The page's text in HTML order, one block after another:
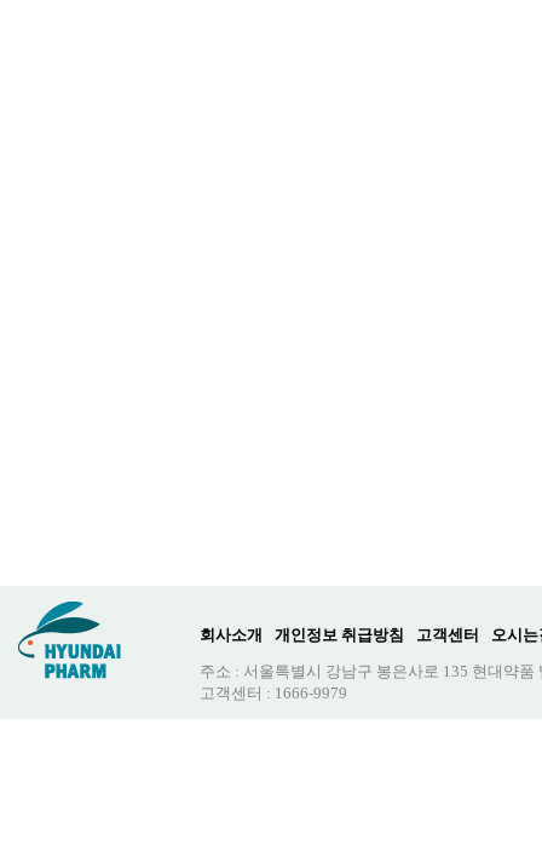
회사소개 개인정보 취급방침 고객센터
오시는
주소 : 서울특별시 강남구 봉은사로 135 현대약품
고객센터 : 1666-9979